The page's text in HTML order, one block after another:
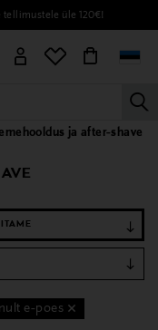
üle 120€!
KODU
ja after-shave
e-poes